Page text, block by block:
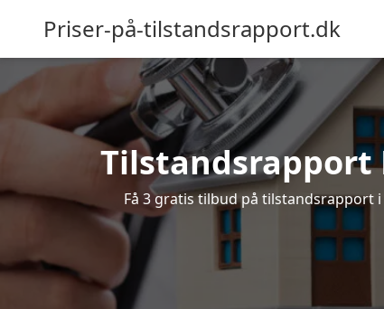
Priser-på-tilstandsrapport.dk
Tilstandsrapport
Få 3 gratis tilbud på tilstandsrapport